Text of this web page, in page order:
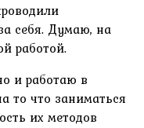
себя. Думаю, на
работой.
и работаю в
то что заниматься
их методов